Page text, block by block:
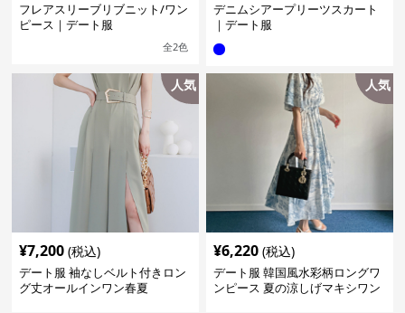
フレアスリーブリブニット/ワン
ピース｜デート服
全2色
デニムシアープリーツスカート
｜デート服
人気
¥7,200 (税込)
デート服 袖なしベルト付きロン
グ丈オールインワン春夏
人気
¥6,220 (税込)
デート服 韓国風水彩柄ロングワ
ンピース 夏の涼しげマキシワン